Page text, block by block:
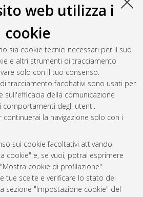
web utilizza i
cookie
sia cookie tecnici necessari per il suo
e altri strumenti di tracciamento
solo con il tuo consenso.
tracciamento facoltativi sono usati per
sull'efficacia della comunicazione
comportamenti degli utenti.
la navigazione solo con i
sui cookie facoltativi attivando
cookie" e, se vuoi, potrai esprimere
cookie di profilazione".
tue scelte e verificare lo stato dei
sezione "Impostazione cookie" del
(2023)Lavorare il tempo. I diritti del
, [Dissertation thesis], Alma
di Bologna. Dottorato di ricerca in
DOI
10185.
generata il Thu Aug 6 20:35:19 2026